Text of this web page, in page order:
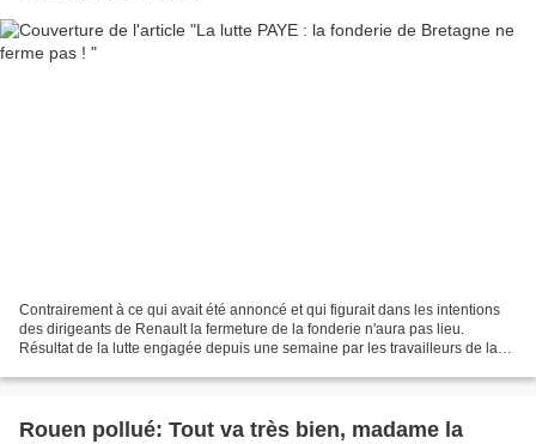
Contrairement à ce qui avait été annoncé et qui figurait dans les intentions
des dirigeants de Renault la fermeture de la fonderie n'aura pas lieu.
Résultat de la lutte engagée depuis une semaine par les travailleurs de la
Rouen pollué: Tout va très bien, madame la